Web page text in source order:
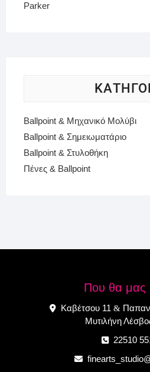
Parker
Ballpoint & Μηχανικό Μολύβι
Ballpoint & Σημειωματάριο
Ballpoint & Στυλοθήκη
Πένες & Ballpoint
Που θα μας
Καβέτσου 11 &
Μυτιλήνη
22510